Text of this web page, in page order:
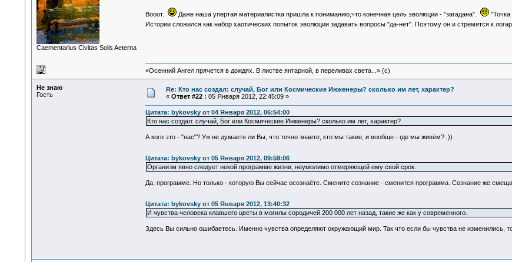
Сaementarius Civitas Solis Aeterna
Вооот. Даже наша упертая материалистка пришла к пониманию,что конечная цель эволюции - "загадана".
"Точка
Истории сложился как набор хаотических попыток эволюции задавать вопросы "да-нет". Поэтому он и стремится к
«Осенний Ангел прячется в дождях. В листве янтарной, в переливах света...» (c)
Не знаю
Гость
Re: Кто нас создал: случай, Бог или Космические Инженеры? сколько им лет, характер?
« Ответ #22 : 05 Января 2012, 22:45:09 »
Цитата: bykovsky от 04 Января 2012, 06:54:00
Кто нас создал: случай, Бог или Космические Инженеры? сколько им лет, характер?
А кого это - "нас"? Уж не думаете ли Вы, что точно знаете, кто мы такие, и вообще - где мы живём?..))
Цитата: bykovsky от 05 Января 2012, 09:59:06
Организм явно следует некой программе жизни, неумолимо отмеряющей ему свой срок.
Да, программе. Но только - которую Вы сейчас осознаёте. Смените сознание - сменится программа. Сознание же
Цитата: bykovsky от 05 Января 2012, 13:40:32
И чувства человека клавшего цветы в могилы сородичей 200 000 лет назад, такие же как у современного.
Здесь Вы сильно ошибаетесь. Именно чувства определяют окружающий мир. Так что если бы чувства не изменились,